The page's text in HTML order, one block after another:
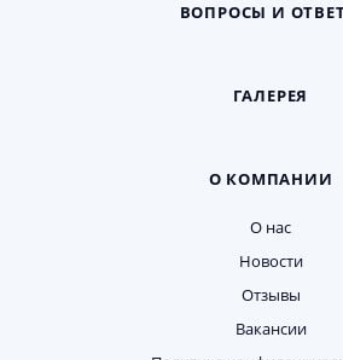
ВОПРОСЫ И
ГАЛЕРЕЯ
О КОМПАНИИ
О нас
Новости
Отзывы
Вакансии